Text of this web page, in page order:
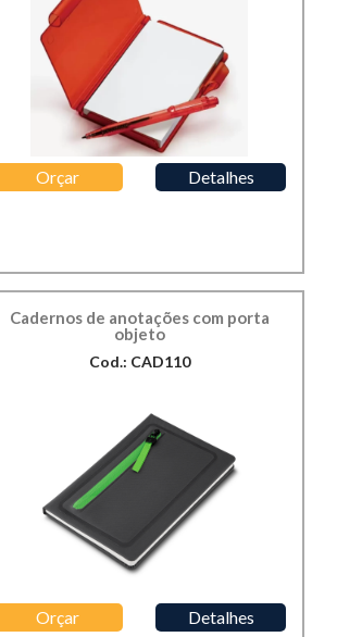
Orçar Detalhes
Cadernos de anotações com porta
objeto
Cod.: CAD110
Orçar Detalhes